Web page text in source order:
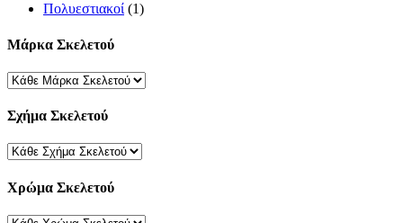
Πολυεστιακοί (1)
Μάρκα Σκελετού
Σχήμα Σκελετού
Χρώμα Σκελετού